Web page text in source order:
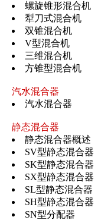
螺旋锥形混合机
犁刀式混合机
双锥混合机
V型混合机
三维混合机
方锥型混合机
汽水混合器
汽水混合器
静态混合器
静态混合器概述
SV型静态混合器
SK型静态混合器
SX型静态混合器
SL型静态混合器
SH型静态混合器
SN型分配器